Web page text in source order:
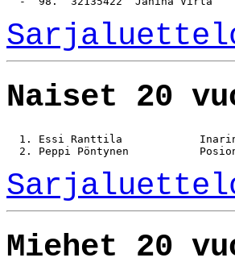
Naiset 20
1. Essi Ranttila
Miehet 20